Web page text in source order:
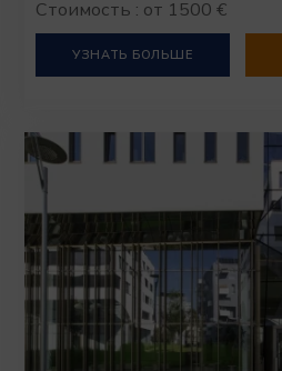
Стоимость : от 1500 €
УЗНАТЬ БОЛЬШЕ